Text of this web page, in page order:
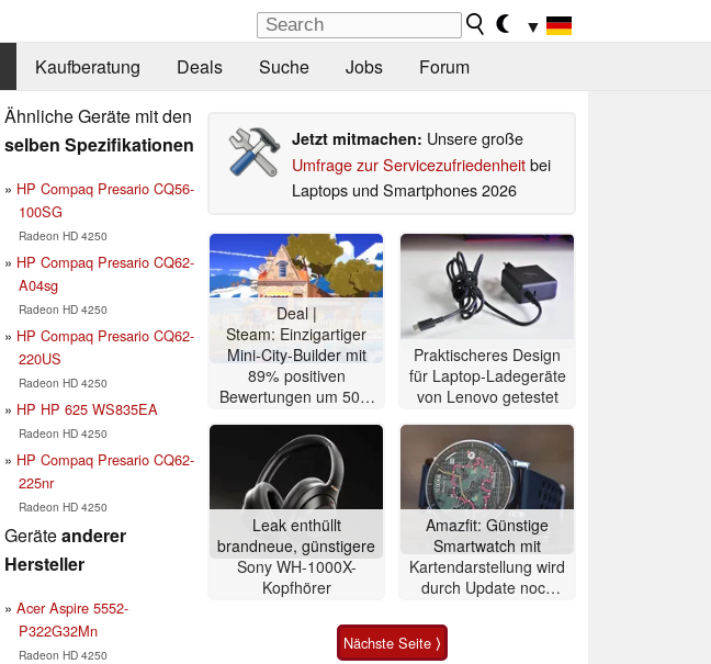
▼
Kaufberatung Deals Suche Jobs Forum
Ähnliche Geräte mit den
selben Spezifikationen
HP Compaq Presario CQ56-
100SG
Radeon HD 4250
HP Compaq Presario CQ62-
A04sg
Radeon HD 4250
HP Compaq Presario CQ62-
220US
Radeon HD 4250
HP HP 625 WS835EA
Radeon HD 4250
HP Compaq Presario CQ62-
225nr
Radeon HD 4250
Geräteanderer
Hersteller
Acer Aspire 5552-
P322G32Mn
Radeon HD 4250
Jetzt mitmachen: Unsere große
Umfrage zur Servicezufriedenheitbei
Laptops und Smartphones 2026
Deal |
Steam: Einzigartiger
Mini-City-Builder mit
89% positiven
Bewertungen um 50%
Praktischeres Design
für Laptop-Ladegeräte
von Lenovo getestet
Leak enthüllt
brandneue, günstigere
Sony WH-1000X-
Kopfhörer
Amazfit: Günstige
Smartwatch mit
Kartendarstellung wird
durch Update noch
Nächste Seite ⟩